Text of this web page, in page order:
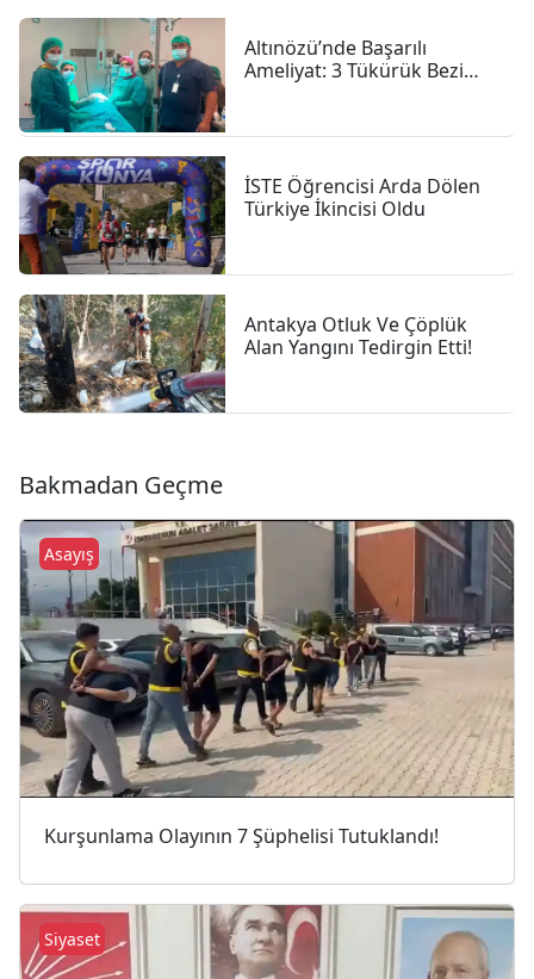
Altınözü’nde Başarılı
Ameliyat: 3 Tükürük Bezi
İSTE Öğrencisi Arda Dölen
Türkiye İkincisi Oldu
Antakya Otluk Ve Çöplük
Alan Yangını Tedirgin Etti!
Bakmadan Geçme
Kurşunlama Olayının 7 Şüphelisi Tutuklandı!
Asayış
Siyaset